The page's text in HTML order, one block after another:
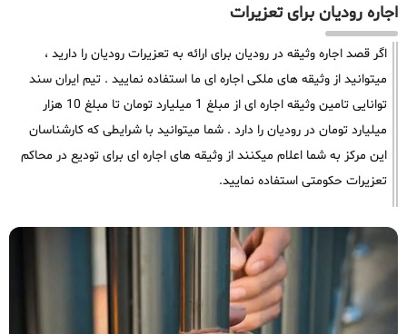
اجاره رودیان برای تعزیرات
اگر قصد اجاره وثیقه در رودیان برای ارائه به تعزیرات رودیان را دارید ،
میتوانید از وثیقه های ملکی اجاره ای ما استفاده نمایید . تیم ایران سند
توانایی تامین وثیقه اجاره ای از مبلغ 1 میلیارد تومان تا مبلغ 10 هزار
میلیارد تومان در رودیان را دارد . شما میتوانید با شرایطی که کارشناسان
این مرکز به شما اعلام میکنند از وثیقه های اجاره ای برای تودیع در محاکم
تعزیرات حکومتی استفاده نمایید.